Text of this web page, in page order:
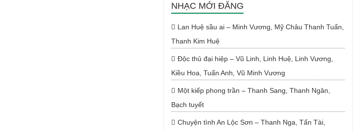
NHẠC MỚI ĐĂNG
Lan Huệ sầu ai – Minh Vương, Mỹ Châu Thanh Tuấn,
Thanh Kim Huệ
Độc thủ đại hiệp – Vũ Linh, Linh Huệ, Linh Vương,
Kiều Hoa, Tuấn Anh, Vũ Minh Vương
Một kiếp phong trần – Thanh Sang, Thanh Ngân,
Bạch tuyết
Chuyện tình An Lộc Sơn – Thanh Nga, Tấn Tài,